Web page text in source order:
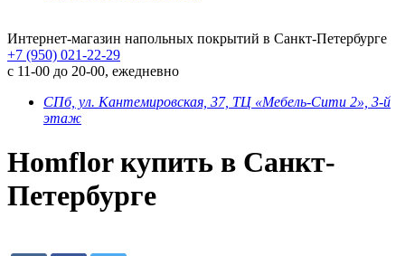
Интернет-магазин напольных покрытий в Санкт-Петербурге
+7 (950) 021-22-29
с 11-00 до 20-00, ежедневно
СПб, ул. Кантемировская, 37, ТЦ «Мебель-Сити 2», 3-й
этаж
Homflor купить в Санкт-
Петербурге